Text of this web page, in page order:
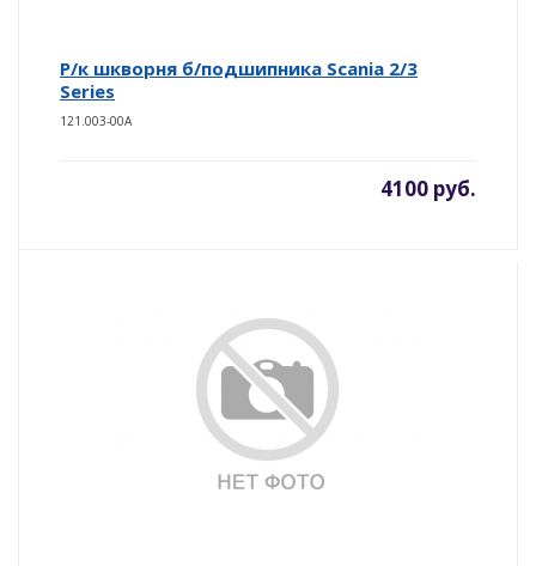
Р/к шкворня б/подшипника Scania 2/3
Series
121.003-00A
4100 руб.